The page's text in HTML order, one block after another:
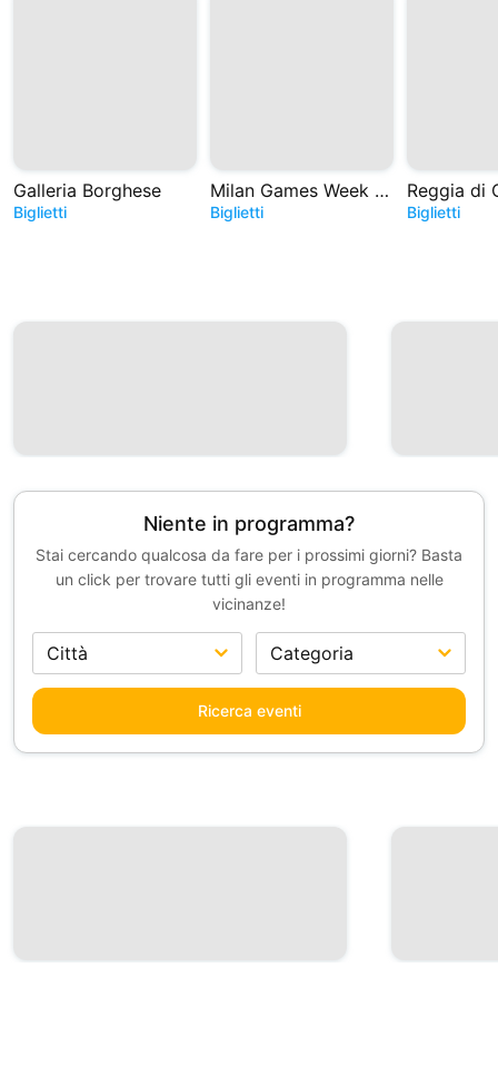
Galleria Borghese
Biglietti
Milan Games Week e Cartoomics 2026
Biglietti
Reggia di
Biglietti
Niente in programma?
Stai cercando qualcosa da fare per i prossimi giorni? Basta
un click per trovare tutti gli eventi in programma nelle
vicinanze!
Ricerca eventi